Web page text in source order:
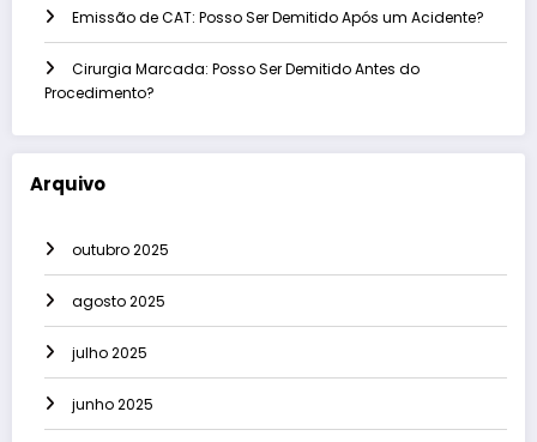
Emissão de CAT: Posso Ser Demitido Após um Acidente?
Cirurgia Marcada: Posso Ser Demitido Antes do
Procedimento?
Arquivo
outubro 2025
agosto 2025
julho 2025
junho 2025